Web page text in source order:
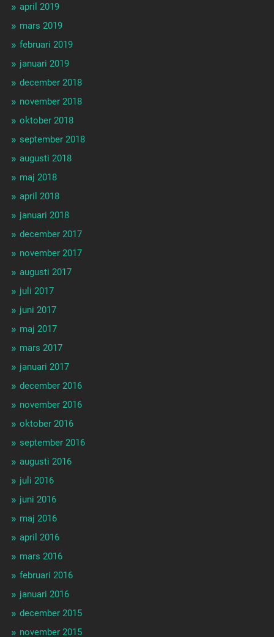
april 2019
mars 2019
februari 2019
januari 2019
december 2018
november 2018
oktober 2018
september 2018
augusti 2018
maj 2018
april 2018
januari 2018
december 2017
november 2017
augusti 2017
juli 2017
juni 2017
maj 2017
mars 2017
januari 2017
december 2016
november 2016
oktober 2016
september 2016
augusti 2016
juli 2016
juni 2016
maj 2016
april 2016
mars 2016
februari 2016
januari 2016
december 2015
november 2015